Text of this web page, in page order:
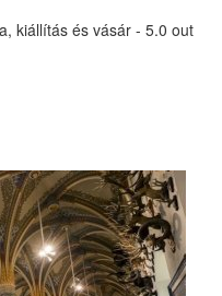
kiállítás és vásár- 5.0 out